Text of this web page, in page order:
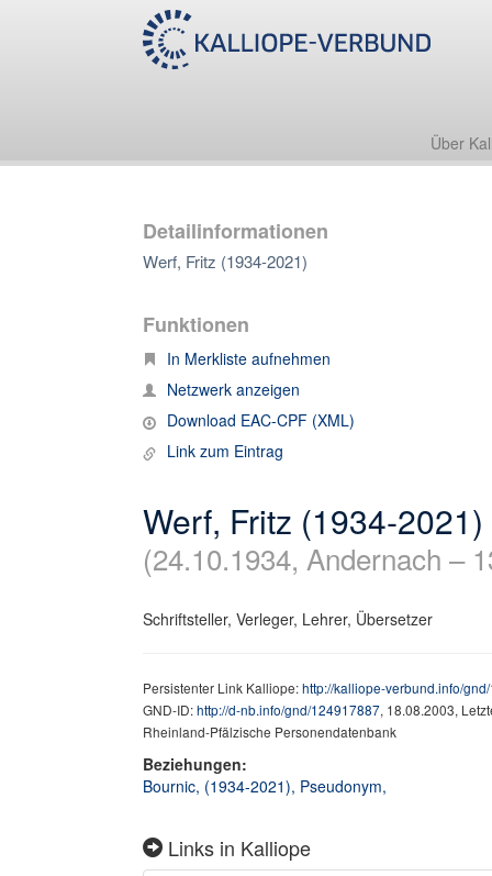
Über
Detailinformationen
Werf, Fritz (1934-2021)
Funktionen
In Merkliste aufnehmen
Netzwerk anzeigen
Download EAC-CPF (XML)
Link zum Eintrag
Werf, Fritz (1934-2021)
(24.10.1934, Andernach –
Schriftsteller, Verleger, Lehrer, Übersetzer
Persistenter Link Kalliope:http://kalliope-verbund.info/
GND-ID:http://d-nb.info/gnd/124917887, 18.08.2003,
Rheinland-Pfälzische Personendatenbank
Beziehungen:
Bournic, (1934-2021), Pseudonym,
Links in Kalliope